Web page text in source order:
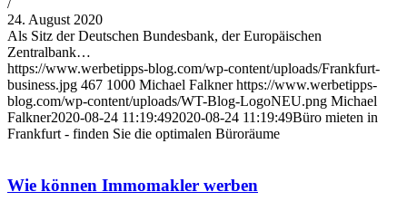
/
24. August 2020
Als Sitz der Deutschen Bundesbank, der Europäischen
Zentralbank…
https://www.werbetipps-blog.com/wp-content/uploads/Frankfurt-
business.jpg 467 1000 Michael Falkner https://www.werbetipps-
blog.com/wp-content/uploads/WT-Blog-LogoNEU.png Michael
Falkner2020-08-24 11:19:492020-08-24 11:19:49Büro mieten in
Frankfurt - finden Sie die optimalen Büroräume
Wie können Immomakler werben